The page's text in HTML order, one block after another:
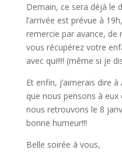
Demain, ce sera déjà le
l’arrivée est prévue à
remercie par avance, de
vous récupérez votre
avec qui!!!! (même si je
Et enfin, j’aimerais dire
que nous pensons à
nous retrouvons le 8
bonne humeur!!!
Belle soirée à vous,